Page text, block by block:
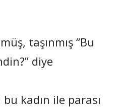
taşınmış “Bu
diye
kadın ile parası